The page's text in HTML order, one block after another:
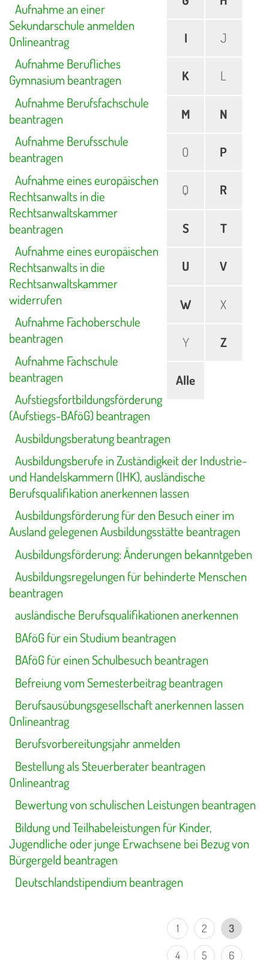
I J
K L
M N
O P
Q R
S T
U V
W X
Y Z
Alle
Aufnahme an einer
Sekundarschule anmelden
Onlineantrag
Aufnahme Berufliches
Gymnasium beantragen
Aufnahme Berufsfachschule
beantragen
Aufnahme Berufsschule
beantragen
Aufnahme eines europäischen
Rechtsanwalts in die
Rechtsanwaltskammer
beantragen
Aufnahme eines europäischen
Rechtsanwalts in die
Rechtsanwaltskammer
widerrufen
Aufnahme Fachoberschule
beantragen
Aufnahme Fachschule
beantragen
Aufstiegsfortbildungsförderung
(Aufstiegs-BAföG) beantragen
Ausbildungsberatung beantragen
Ausbildungsberufe in Zuständigkeit der Industrie-
und Handelskammern (IHK), ausländische
Berufsqualifikation anerkennen lassen
Ausbildungsförderung für den Besuch einer im
Ausland gelegenen Ausbildungsstätte beantragen
Ausbildungsförderung: Änderungen bekanntgeben
Ausbildungsregelungen für behinderte Menschen
beantragen
ausländische Berufsqualifikationen anerkennen
BAföG für ein Studium beantragen
BAföG für einen Schulbesuch beantragen
Befreiung vom Semesterbeitrag beantragen
Berufsausübungsgesellschaft anerkennen lassen
Onlineantrag
Berufsvorbereitungsjahr anmelden
Bestellung als Steuerberater beantragen
Onlineantrag
Bewertung von schulischen Leistungen beantragen
Bildung und Teilhabeleistungen für Kinder,
Jugendliche oder junge Erwachsene bei Bezug von
Bürgergeld beantragen
Deutschlandstipendium beantragen
1 2 3
4 5 6